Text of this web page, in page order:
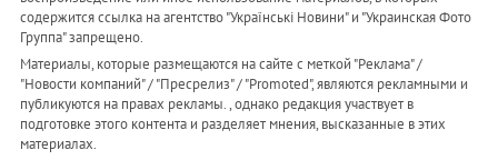
содержится ссылка на агентство "Українськi Новини" и "Украинская Фото
Группа" запрещено.
Материалы, которые размещаются на сайте с меткой "Реклама" /
"Новости компаний" / "Пресрелиз" / "Promoted", являются рекламными и
публикуются на правах рекламы. , однако редакция участвует в
подготовке этого контента и разделяет мнения, высказанные в этих
материалах.